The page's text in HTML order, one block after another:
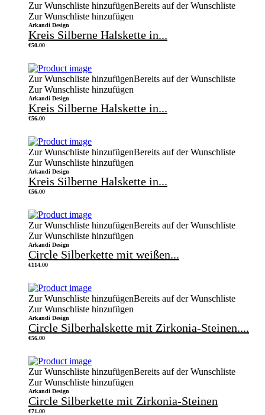
Zur Wunschliste hinzufügenBereits auf der Wunschliste
Zur Wunschliste hinzufügen
Arkandi Design
Kreis Silberne Halskette in...
€50.00
Zur Wunschliste hinzufügenBereits auf der Wunschliste
Zur Wunschliste hinzufügen
Arkandi Design
Kreis Silberne Halskette in...
€56.00
Zur Wunschliste hinzufügenBereits auf der Wunschliste
Zur Wunschliste hinzufügen
Arkandi Design
Kreis Silberne Halskette in...
€56.00
Zur Wunschliste hinzufügenBereits auf der Wunschliste
Zur Wunschliste hinzufügen
Arkandi Design
Circle Silberkette mit weißen...
€114.00
Zur Wunschliste hinzufügenBereits auf der Wunschliste
Zur Wunschliste hinzufügen
Arkandi Design
Circle Silberhalskette mit Zirkonia-Steinen....
€56.00
Zur Wunschliste hinzufügenBereits auf der Wunschliste
Zur Wunschliste hinzufügen
Arkandi Design
Circle Silberkette mit Zirkonia-Steinen
€71.00